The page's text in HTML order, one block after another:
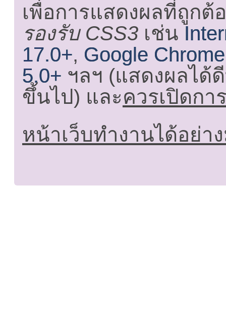
เพื่อการแสดงผลที่ถูกต้
รองรับ CSS3 เช่น
17.0+, Google
5.0+ ฯลฯ (แสดงผลได้
ขึ้นไป) และควรเปิดกา
หน้าเว็บทำงานได้อย่า